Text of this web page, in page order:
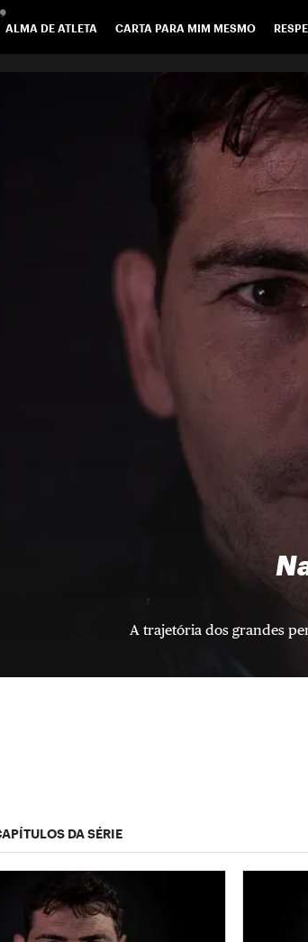
ALMA DE ATLETA CARTA PARA MIM MESMO
A trajetória dos grandes
DA SÉRIE